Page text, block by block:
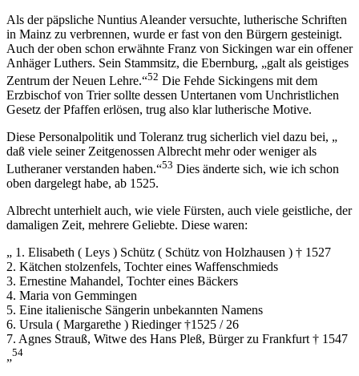
Als der päpsliche Nuntius Aleander versuchte, lutherische Schriften
in Mainz zu verbrennen, wurde er fast von den Bürgern gesteinigt.
Auch der oben schon erwähnte Franz von Sickingen war ein offener
Anhäger Luthers. Sein Stammsitz, die Ebernburg, „galt als geistiges
Zentrum der Neuen Lehre.“52 Die Fehde Sickingens mit dem
Erzbischof von Trier sollte dessen Untertanen vom Unchristlichen
Gesetz der Pfaffen erlösen, trug also klar lutherische Motive.
Diese Personalpolitik und Toleranz trug sicherlich viel dazu bei, „
daß viele seiner Zeitgenossen Albrecht mehr oder weniger als
Lutheraner verstanden haben.“53 Dies änderte sich, wie ich schon
oben dargelegt habe, ab 1525.
Albrecht unterhielt auch, wie viele Fürsten, auch viele geistliche, der
damaligen Zeit, mehrere Geliebte. Diese waren:
„ 1. Elisabeth ( Leys ) Schütz ( Schütz von Holzhausen ) † 1527
2. Kätchen stolzenfels, Tochter eines Waffenschmieds
3. Ernestine Mahandel, Tochter eines Bäckers
4. Maria von Gemmingen
5. Eine italienische Sängerin unbekannten Namens
6. Ursula ( Margarethe ) Riedinger †1525 / 26
7. Agnes Strauß, Witwe des Hans Pleß, Bürger zu Frankfurt † 1547
„54